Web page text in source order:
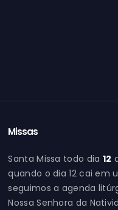
Missas
Santa Missa todo dia 12
quando o dia 12 cai em
seguimos a agenda
Nossa Senhora da